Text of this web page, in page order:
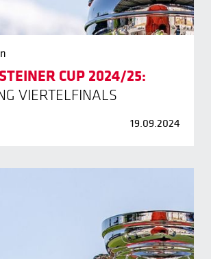
CUP 2024/25:
VIERTELFINALS
19.09.2024